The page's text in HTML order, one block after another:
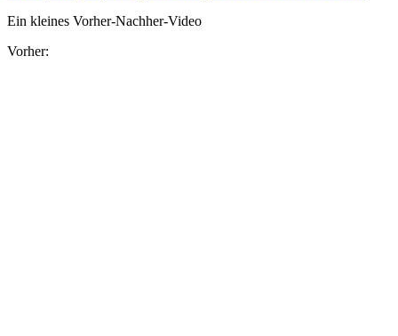
Ein kleines Vorher-Nachher-Video
Vorher: